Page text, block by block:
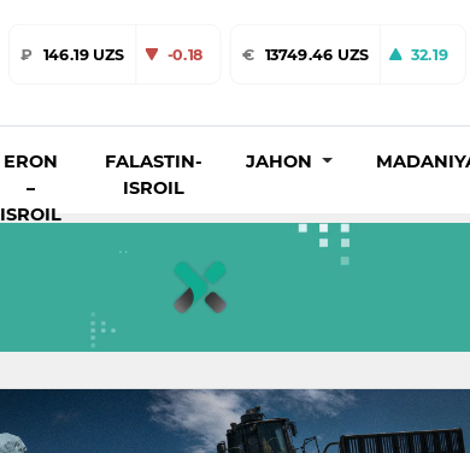
₽ 146.19 UZS -0.18 € 13749.46 UZS 32.19
ERON
–
ISROIL
FALASTIN-
ISROIL
JAHON